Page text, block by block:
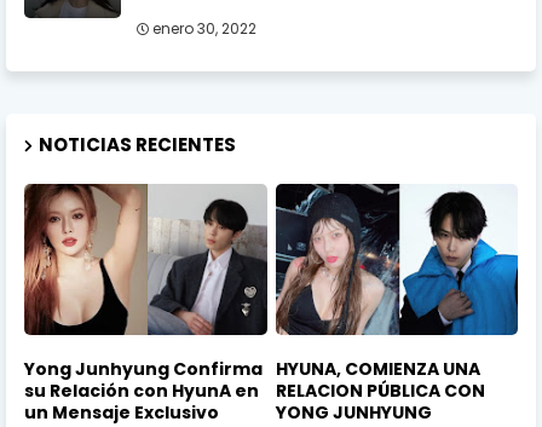
enero 30, 2022
NOTICIAS RECIENTES
Yong Junhyung Confirma
su Relación con HyunA en
un Mensaje Exclusivo
HYUNA, COMIENZA UNA
RELACION PÚBLICA CON
YONG JUNHYUNG